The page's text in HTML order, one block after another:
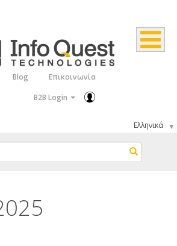
Blog
Επικοινωνία
B2B Login
Select
your
language
Search